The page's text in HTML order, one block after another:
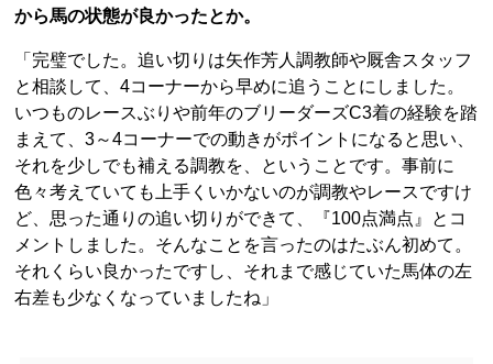
から馬の状態が良かったとか。
「完璧でした。追い切りは矢作芳人調教師や厩舎スタッフ
と相談して、4コーナーから早めに追うことにしました。
いつものレースぶりや前年のブリーダーズC3着の経験を踏
まえて、3～4コーナーでの動きがポイントになると思い、
それを少しでも補える調教を、ということです。事前に
色々考えていても上手くいかないのが調教やレースですけ
ど、思った通りの追い切りができて、『100点満点』とコ
メントしました。そんなことを言ったのはたぶん初めて。
それくらい良かったですし、それまで感じていた馬体の左
右差も少なくなっていましたね」